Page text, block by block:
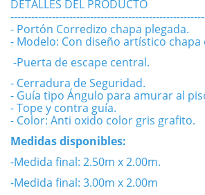
DETALLES DEL PRODUCTO
- Portón Corredizo chapa plegada.
- Modelo: Con diseño artístico chapa
-Puerta de escape central.
- Cerradura de Seguridad.
- Guía tipo Ángulo para amurar al
- Tope y contra guía.
- Color: Anti oxido color gris grafito.
Medidas disponibles:
-Medida final: 2.50m x 2.00m.
-Medida final: 3.00m x 2.00m